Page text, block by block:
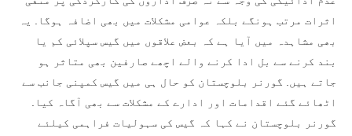
اثرات مرتب ہونگے بلکہ عوامی مشکلات میں بھی اضافہ ہوگا. یہ
بھی مشاہدہ میں آیا ہے کہ بعض علاقوں میں گیس سپلائی کم یا
بند کرنے سے بل ادا کرنے والے اچھے صارفین بھی متاثر ہو
جاتے ہیں. گورنر بلوچستان کو حال ہی میں گیس کمپنی جانب سے
اٹھائے گئے اقدامات اور ادارے کے مشکلات سے بھی آگاہ کیا.
گورنر بلوچستان نے کہا کہ گیس کی سہولیات فراہمی کیلئے